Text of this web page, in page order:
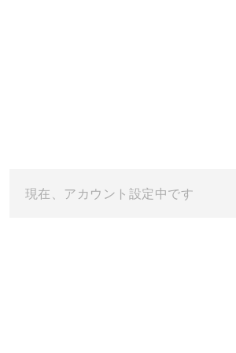
現在、アカウント設定中です